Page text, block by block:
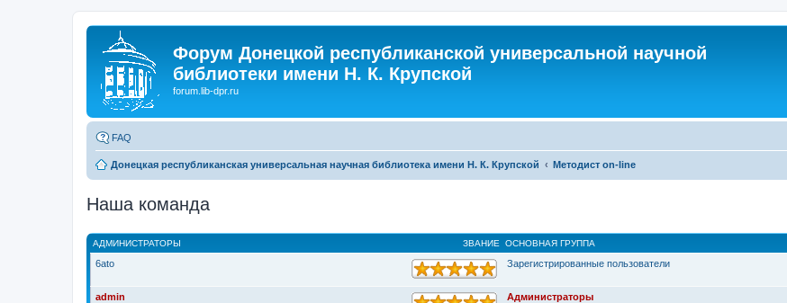
Форум Донецкой республиканской универсальной научной
библиотеки имени Н. К. Крупской
forum.lib-dpr.ru
FAQ
Донецкая республиканская универсальная научная библиотека имени Н. К. Крупской Методист on-line
Наша команда
ЗВАНИЕ
АДМИНИСТРАТОРЫ ОСНОВНАЯ ГРУППА
6ato Зарегистрированные пользователи
admin Администраторы